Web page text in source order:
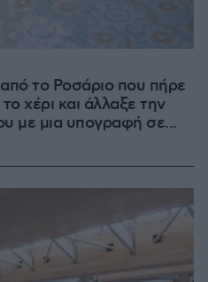
το Ροσάριο που πήρε
χέρι και άλλαξε την
με μια υπογραφή σε...